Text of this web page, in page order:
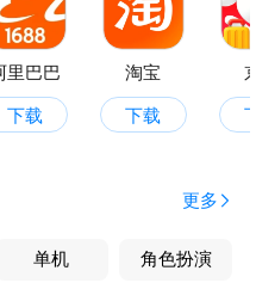
确保购物过程通畅无阻
程，解决用户的后顾之忧
里巴巴
下载
淘宝
下载
更多
单机 角色扮演